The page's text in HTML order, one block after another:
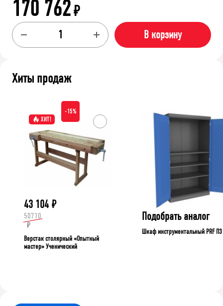
170 762₽
В корзину
Хиты продаж
ХИТ!
-15%
43 104 ₽
50710
₽
Верстак столярный «Опытный
мастер» Ученический
Подобрать аналог
Шкаф инструментальный PRF П3